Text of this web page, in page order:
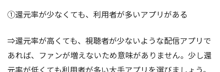
①還元率が少なくても、利用者が多いアプリがある
⇒還元率が高くても、視聴者が少ないような配信アプリで
あれば、ファンが増えないため意味がありません。少し還
元率が低くても利用者が多い大手アプリを選びましょう。